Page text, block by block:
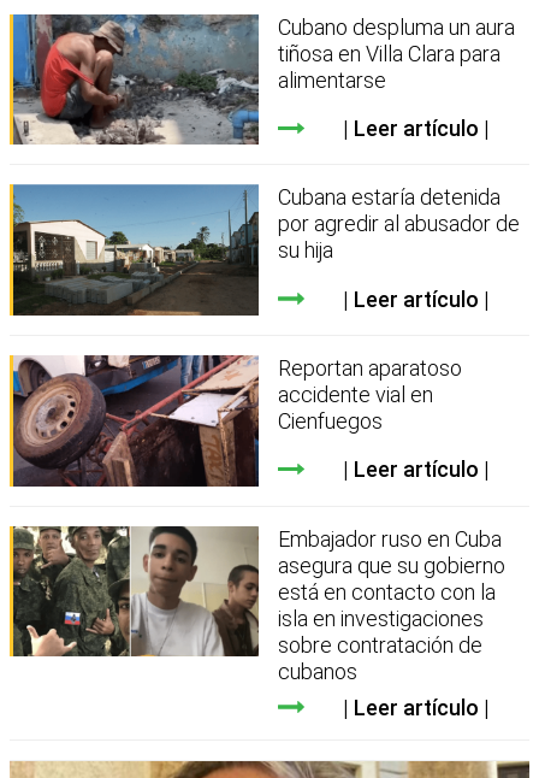
Cubano despluma un aura
tiñosa en Villa Clara para
alimentarse
Leer artículo
Cubana estaría detenida
por agredir al abusador de
su hija
Leer artículo
Reportan aparatoso
accidente vial en
Cienfuegos
Leer artículo
Embajador ruso en Cuba
asegura que su gobierno
está en contacto con la
isla en investigaciones
sobre contratación de
cubanos
Leer artículo